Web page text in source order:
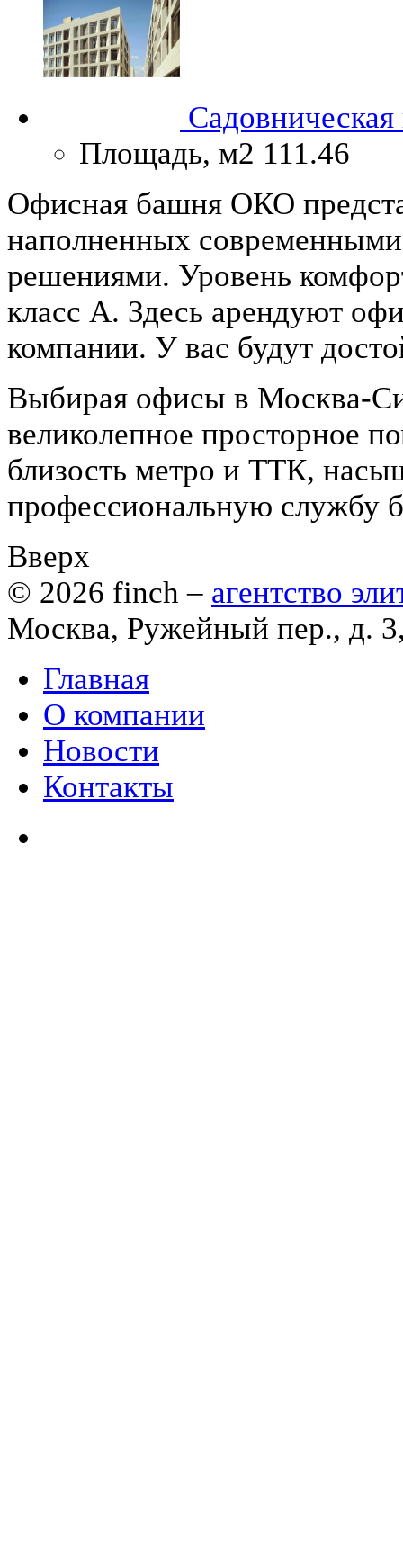
Площадь, м2 111.46
Офисная башня ОКО
наполненных
решениями. Уровень
класс А. Здесь арендуют
компании. У вас будут
Выбирая офисы в Москва-
великолепное просторное
близость метро и ТТК,
профессиональную службу
Вверх
© 2026 finch – агентство
Москва, Ружейный пер., д.
Главная
О компании
Новости
Контакты